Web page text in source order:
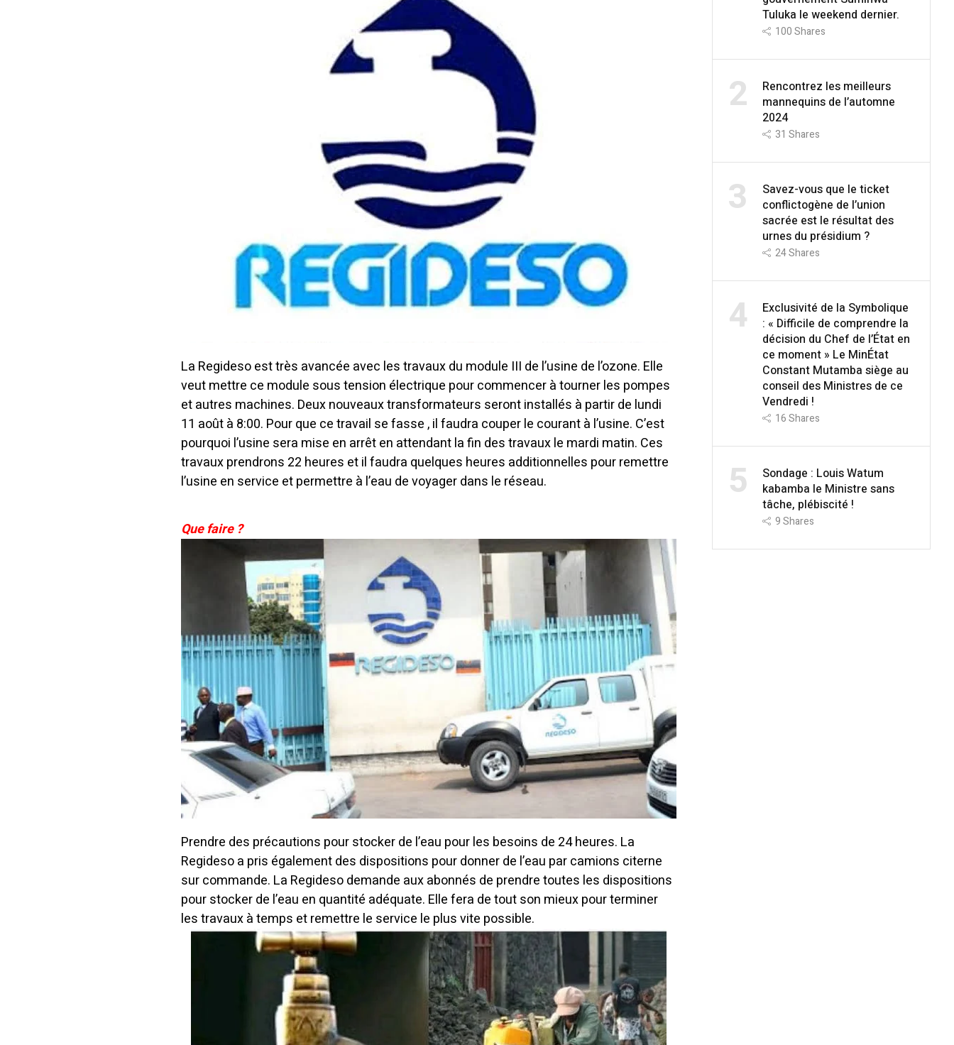
La Regideso est très avancée avec les travaux du module III de l’usine de l’ozone. Elle
veut mettre ce module sous tension électrique pour commencer à tourner les pompes
et autres machines. Deux nouveaux transformateurs seront installés à partir de lundi
11 août à 8:00. Pour que ce travail se fasse , il faudra couper le courant à l’usine. C’est
pourquoi l’usine sera mise en arrêt en attendant la fin des travaux le mardi matin. Ces
travaux prendrons 22 heures et il faudra quelques heures additionnelles pour remettre
l’usine en service et permettre à l’eau de voyager dans le réseau.
Que faire ?
Prendre des précautions pour stocker de l’eau pour les besoins de 24 heures. La
Regideso a pris également des dispositions pour donner de l’eau par camions citerne
sur commande. La Regideso demande aux abonnés de prendre toutes les dispositions
pour stocker de l’eau en quantité adéquate. Elle fera de tout son mieux pour terminer
les travaux à temps et remettre le service le plus vite possible.
Tuluka le weekend dernier.
100Shares
2
Rencontrez les meilleurs
mannequins de l’automne
2024
31 Shares
3
Savez-vous que le ticket
conflictogène de l’union
sacrée est le résultat des
urnes du présidium ?
24Shares
4
Exclusivité de la Symbolique
: « Difficile de comprendre la
décision du Chef de l’État en
ce moment » Le MinÉtat
Constant Mutamba siège au
conseil des Ministres de ce
Vendredi !
16Shares
5
Sondage : Louis Watum
kabamba le Ministre sans
tâche, plébiscité !
9Shares